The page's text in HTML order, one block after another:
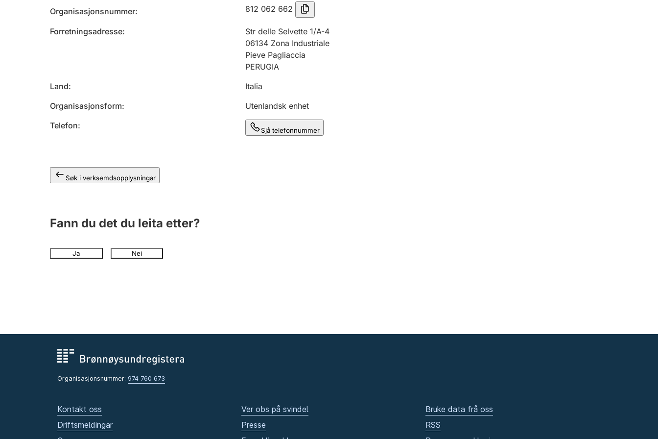
Organisasjonsnummer 812 062 662
Forretningsadresse
Str delle Selvette 1/A-4
06134 Zona Industriale
Pieve Pagliaccia
PERUGIA
Land
Italia
Organisasjonsform
Utenlandsk enhet
Telefon
Sjå telefonnummer
Søk i verksemdsopplysningar
Fann du det du leita etter?
Ja Nei
Organisasjonsnummer: 974 760 673
Kontakt oss
Driftsmeldingar
Ver obs på svindel
Presse
Bruke data frå oss
RSS